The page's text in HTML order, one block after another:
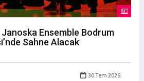
Janoska Ensemble Bodrum
Sahne Alacak
30 Tem 2026